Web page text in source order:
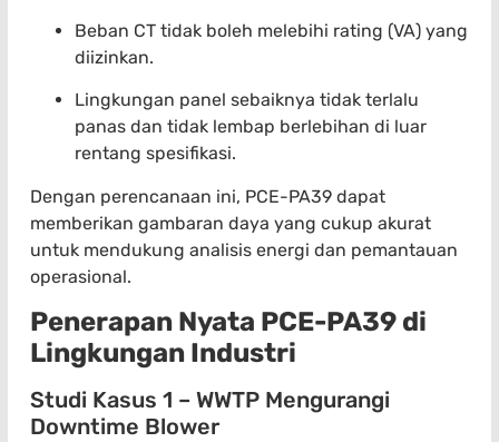
Beban CT tidak boleh melebihi rating (VA) yang
diizinkan.
Lingkungan panel sebaiknya tidak terlalu
panas dan tidak lembap berlebihan di luar
rentang spesifikasi.
Dengan perencanaan ini, PCE-PA39 dapat
memberikan gambaran daya yang cukup akurat
untuk mendukung analisis energi dan pemantauan
operasional.
Penerapan Nyata PCE-PA39 di
Lingkungan Industri
Studi Kasus 1 – WWTP Mengurangi
Downtime Blower